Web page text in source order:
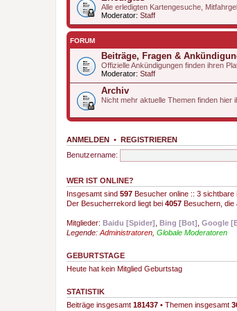
Alle erledigten Kartengesuche,
Moderator: Staff
FORUM
Beiträge, Fragen &
Offizielle Ankündigungen finden ihren
Moderator: Staff
Archiv
Nicht mehr aktuelle Themen finden hier
ANMELDEN • REGISTRIEREN
Benutzername:
WER IST ONLINE?
Insgesamt sind 597 Besucher online :: 3
Der Besucherrekord liegt bei 4057 Besuchern, die
Mitglieder: Baidu [Spider] Bing [Bot] Google
Legende: Administratoren Globale Moderatoren
GEBURTSTAGE
Heute hat kein Mitglied Geburtstag
STATISTIK
Beiträge insgesamt 181437 • Themen insgesamt